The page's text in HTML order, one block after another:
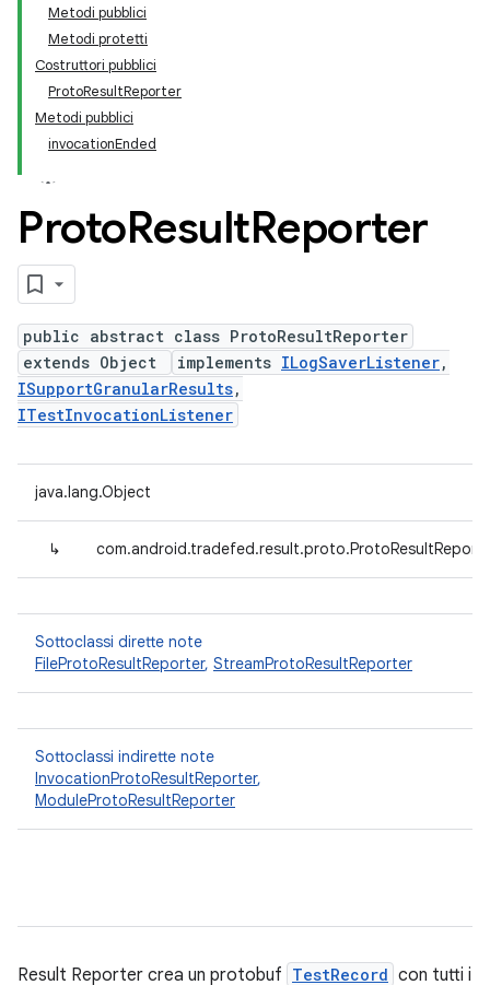
Metodi pubblici
Metodi protetti
Costruttori pubblici
ProtoResultReporter
Metodi pubblici
invocationEnded
ProtoResultReporter
public abstract class ProtoResultReporter
extends Object
implements ILogSaverListener,
ISupportGranularResults,
ITestInvocationListener
java.lang.Object
↳
Sottoclassi dirette note
FileProtoResultReporter, StreamProtoResultReporter
Sottoclassi indirette note
InvocationProtoResultReporter,
ModuleProtoResultReporter
Result Reporter crea un protobuf TestRecord con tutti i